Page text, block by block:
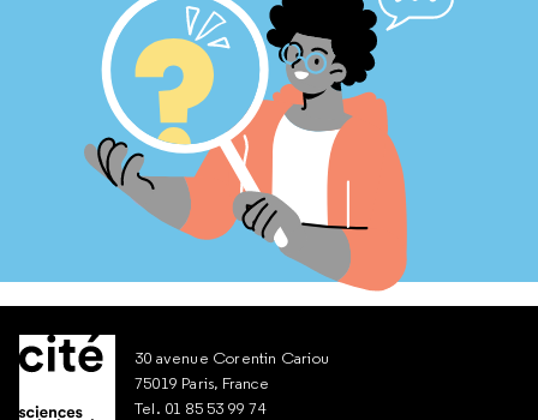
30 avenue Corentin Cariou
75019 Paris, France
Tel. 01 85 53 99 74